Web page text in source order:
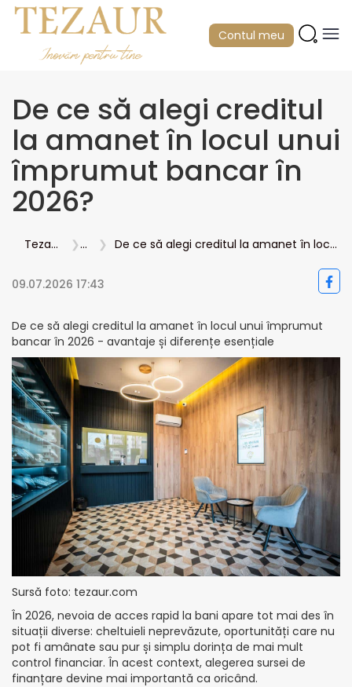
Contul meu
De ce să alegi creditul
la amanet în locul unui
împrumut bancar în
2026?
Tezaur.com Blog De ce să alegi creditul la amanet în locul unui împrumut bancar în 2026?
09.07.2026 17:43
De ce să alegi creditul la amanet în locul unui împrumut
bancar în 2026 - avantaje și diferențe esențiale
Sursă foto: tezaur.com
În 2026, nevoia de acces rapid la bani apare tot mai des în
situații diverse: cheltuieli neprevăzute, oportunități care nu
pot fi amânate sau pur și simplu dorința de mai mult
control financiar. În acest context, alegerea sursei de
finanțare devine mai importantă ca oricând.